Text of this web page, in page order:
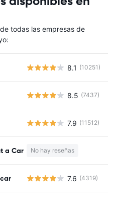
todas las empresas de
8.1 (10251)
8.5 (7437)
7.9 (11512)
a Car No hay reseñas
7.6 (4319)